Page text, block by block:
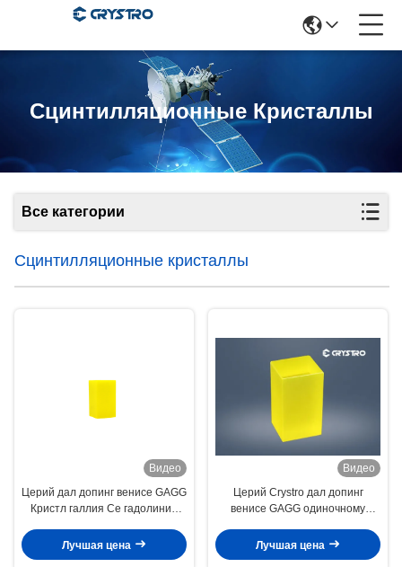
Сцинтилляционные Кристаллы
Все категории
Сцинтилляционные кристаллы
Видео
Церий дал допинг венисе GAGG
Кристл галлия Ce гадолиния
высококачественному
Лучшая цена
Видео
Церий Crystro дал допинг
венисе GAGG одиночному
алюминиевой
Лучшая цена